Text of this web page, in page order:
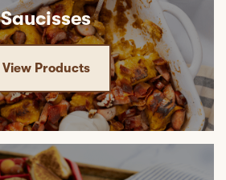
Saucisses
View Products